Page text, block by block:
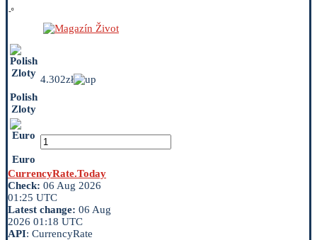
-º
Polish
Zloty
4.302zł
Euro
CurrencyRate.Today
Check: 06 Aug 2026
01:25 UTC
Latest change: 06 Aug
2026 01:18 UTC
API: CurrencyRate